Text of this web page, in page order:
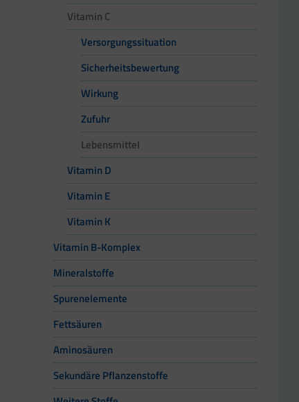
Vitamin C
Versorgungssituation
Sicherheitsbewertung
Wirkung
Zufuhr
Lebensmittel
Vitamin D
Vitamin E
Vitamin K
Vitamin B-Komplex
Mineralstoffe
Spurenelemente
Fettsäuren
Aminosäuren
Sekundäre Pflanzenstoffe